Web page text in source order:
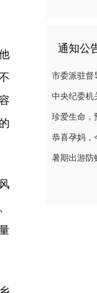
通知公
恭喜孕妈，
暑期出游防